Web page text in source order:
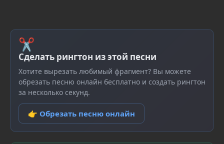
✂
Сделать рингтон из этой песни
Хотите вырезать любимый фрагмент? Вы можете
обрезать песню онлайн бесплатно и создать рингтон
за несколько секунд.
👉 Обрезать песню онлайн